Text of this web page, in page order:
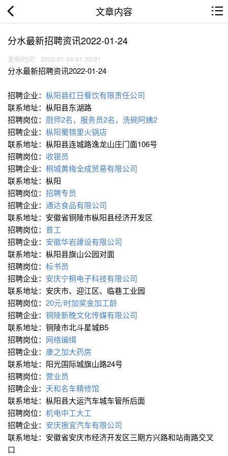
文章内容
分水最新招聘资讯2022-01-24
发布时间：2022-01-24 01:30:01
分水最新招聘资讯2022-01-24
招聘企业： 枞阳县红日餐饮有限责任公司
联系地址：枞阳县东湖路
招聘岗位： 厨师2名，服务员2名，洗碗阿姨2
招聘企业： 枞阳蜀锦里火锅店
联系地址：枞阳县连城路逸龙山庄门面106号
招聘岗位： 收银员
招聘企业： 桐城黄梅全成贸易有限公司
联系地址：枞阳
招聘岗位： 招聘专员
招聘企业： 通达食品有限公司
联系地址：安徽省铜陵市枞阳县经济开发区
招聘岗位： 普工
招聘企业： 安徽华岩建设有限公司
联系地址：枞阳县旗山公园对面
招聘岗位： 标书员
招聘企业： 安庆宁桐电子科技有限公司
联系地址：安庆市、迎江区、临巷工业园
招聘岗位： 20元/时加奖金加工龄
招聘企业： 铜陵新晚文化传媒有限公司
联系地址：铜陵市北斗星城B5
招聘岗位： 网络编缉
招聘企业： 康之加大药房
联系地址：阳光国际城旗山路24号
招聘岗位： 营业员
招聘企业： 天和名车精修馆
联系地址：枞阳县大运汽车城车管所后面
招聘岗位： 机电中工大工
招聘企业： 安庆振宜汽车有限公司
联系地址：安徽省安庆市经济开发区三期方兴路和站南路交叉
口